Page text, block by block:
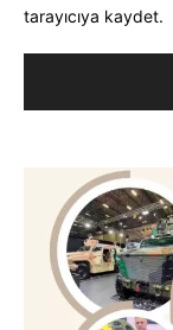
tarayıcıya kaydet.